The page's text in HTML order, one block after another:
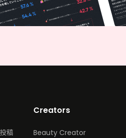
稿
Creators
Beauty Creator